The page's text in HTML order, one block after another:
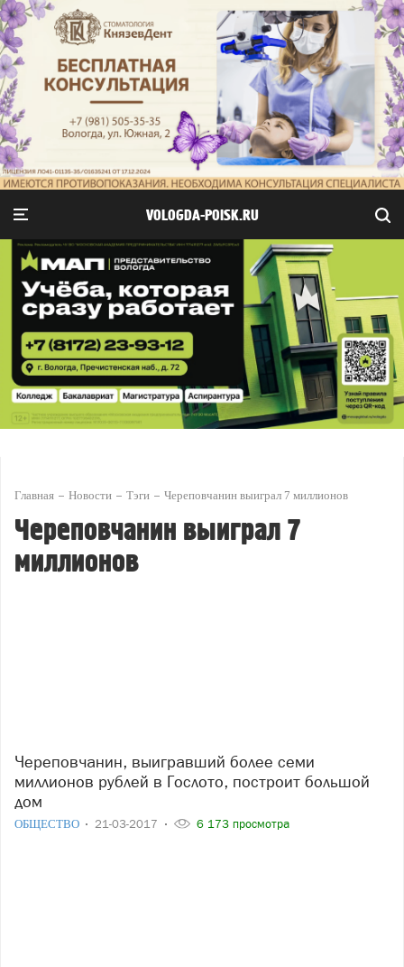
VOLOGDA-POISK.RU
Главная Новости Тэги Череповчанин выиграл 7 миллионов
Череповчанин выиграл 7
миллионов
Череповчанин, выигравший более семи
миллионов рублей в Гослото, построит большой
дом
ОБЩЕСТВО 21-03-2017 6 173 просмотра